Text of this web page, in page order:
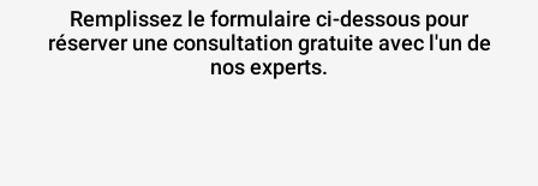
Remplissez le formulaire ci-dessous pour
réserver une consultation gratuite avec l'un de
nos experts.